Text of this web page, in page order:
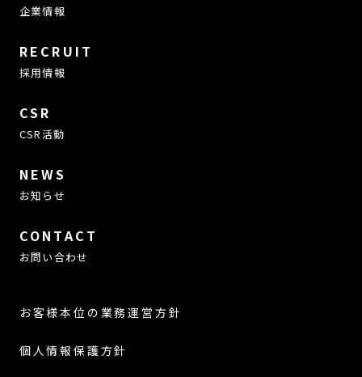
企業情報
RECRUIT
採用情報
CSR
CSR活動
NEWS
お知らせ
CONTACT
お問い合わせ
お客様本位の業務運営方針
個人情報保護方針